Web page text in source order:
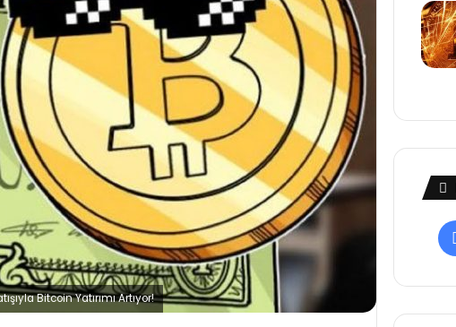
Bitcoin Yatırımı Artıyor!